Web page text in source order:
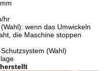
hr
wenn das Umwickeln
die Maschine stoppen
(Wahl)